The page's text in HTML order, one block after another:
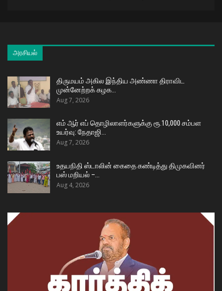
அரசியல்
திருமயம் அகில இந்திய அண்ணா திராவிட
முன்னேற்றக் கழக…
Aug 7, 2026
எம் ஆர் எப் தொழிலாளர்களுக்கு ரூ.10,000 சம்பள
உயர்வு: நேதாஜி…
Aug 7, 2026
உதயநிதி ஸ்டாலின் கைதை கண்டித்து திமுகவினர்
பஸ் மறியல் –…
Aug 4, 2026